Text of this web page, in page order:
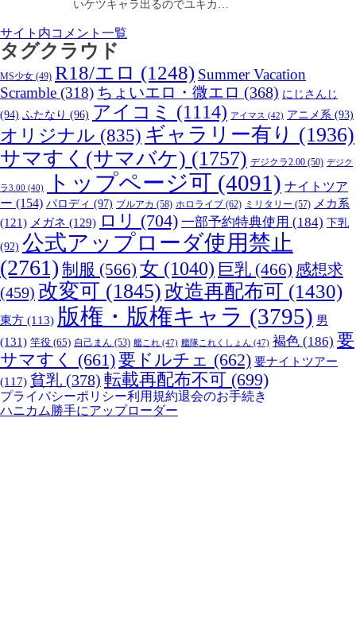
いケツキャラ出るのでユキカ…
サイト内コメント一覧
タグクラウド
MS少女 (49) R18/エロ (1248) Summer Vacation
Scramble (318) ちょいエロ・微エロ (368) にじさんじ
(94) ふたなり (96) アイコミ (1114) アイマス (42) アニメ系 (93)
オリジナル (835) ギャラリー有り (1936)
サマすく(サマバケ) (1757) デジクラ2.00 (50) デジク
ラ3.00 (40) トップページ可 (4091) ナイトツア
ー (154) パロディ (97) ブルアカ (58) ホロライブ (62) ミリタリー (57) メカ系
(121) メガネ (129) ロリ (704) 一部予約特典使用 (184) 下乳
(92) 公式アップローダ使用禁止
(2761) 制服 (566) 女 (1040) 巨乳 (466) 感想求
(459) 改変可 (1845) 改造再配布可 (1430)
東方 (113) 版権・版権キャラ (3795) 男
(131) 竿役 (65) 自己まん (53) 艦これ (47) 艦隊これくしょん (47) 褐色 (186) 要
サマすく
(661)要ドルチェ (662) 要ナイトツアー
(117) 貧乳 (378) 転載再配布不可 (699)
プライバシーポリシー利用規約退会のお手続き
ハニカム勝手にアップローダー